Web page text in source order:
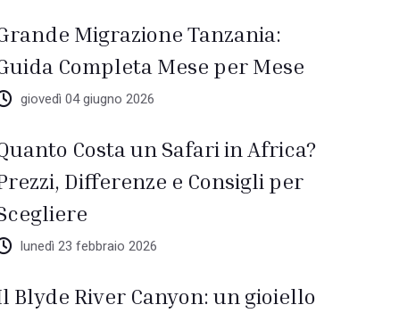
Migrazione Tanzania:
Completa Mese per Mese
giovedì 04 giugno 2026
Costa un Safari in Africa?
Differenze e Consigli per
lunedì 23 febbraio 2026
Blyde River Canyon: un gioiello